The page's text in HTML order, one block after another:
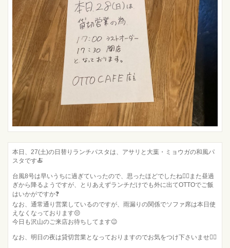
本日、27(土)の日替りランチパスタは、アサリと大葉・ミョウガの和風パ
スタです🍝
台風8号は早いうちに過ぎていったので、思ったほどでしたね😮‍💨また昼過
ぎから降るようですが、とりあえずランチだけでも外に出てOTTOでご飯
はいかがですか❓
なお、通常通り営業しているのですが、雨漏りの関係でソファ席は本日使
えなくなっております😔
今日も沢山のご来店お待ちしてます😉
なお、明日の夜は貸切営業となっておりますのでお気をつけ下さいませ🙇‍♂️